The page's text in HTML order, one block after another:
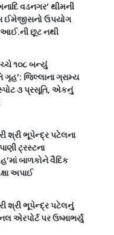
વડનગર’ થીમની
ઈમેજીસનો ઉપયોગ
છૂટ નથી
૧૦૮ બન્યું
જિલ્લાના ગ્રામ્ય
૩ પ્રસૂતિ, એકનું
શ્રી ભૂપેન્દ્ર પટેલના
ટ્રસ્ટના
બાળકોને વૈદિક
અપાઈ
શ્રી ભૂપેન્દ્ર પટેલનું
એરપોર્ટ પર ઉષ્માભર્યું